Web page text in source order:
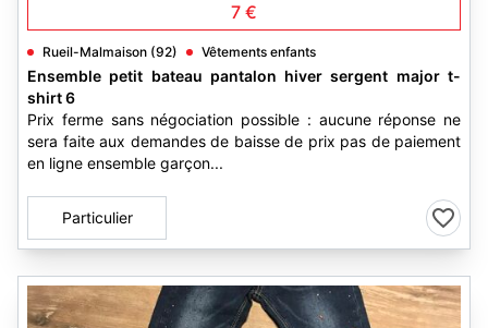
7 €
Rueil-Malmaison (92) Vêtements enfants
Ensemble petit bateau pantalon hiver sergent major t-
shirt 6
Prix ferme sans négociation possible : aucune réponse ne
sera faite aux demandes de baisse de prix pas de paiement
en ligne ensemble garçon...
Particulier